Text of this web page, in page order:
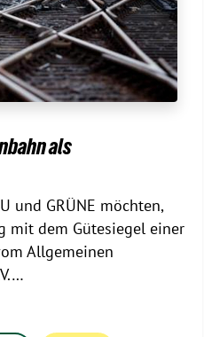
als
und GRÜNE möchten,
mit dem Gütesiegel einer
Allgemeinen